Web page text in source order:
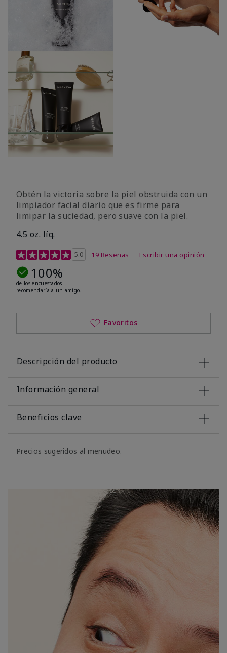
Obtén la victoria sobre la piel obstruida con un
limpiador facial diario que es firme para
limipar la suciedad, pero suave con la piel.
4.5 oz. líq.
Calificación de clientes de 5 de 5
5.0 19 Reseñas Escribir una opinión
100%
de los encuestados
recomendaría a un amigo.
Favoritos
Descripción del producto
Información general
Beneficios clave
Precios sugeridos al menudeo.